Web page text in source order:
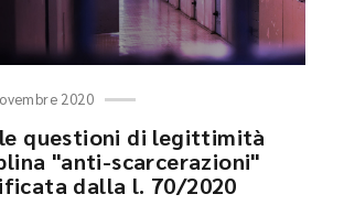
2020
questioni di legittimità
"anti-scarcerazioni"
dalla l. 70/2020